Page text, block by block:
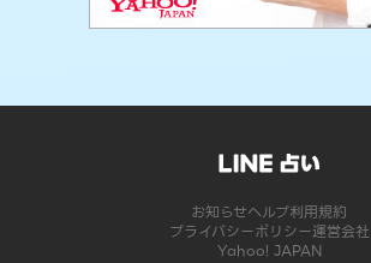
お知らせヘルプ利用規約
プライバシーポリシー運営会社
Yahoo! JAPAN